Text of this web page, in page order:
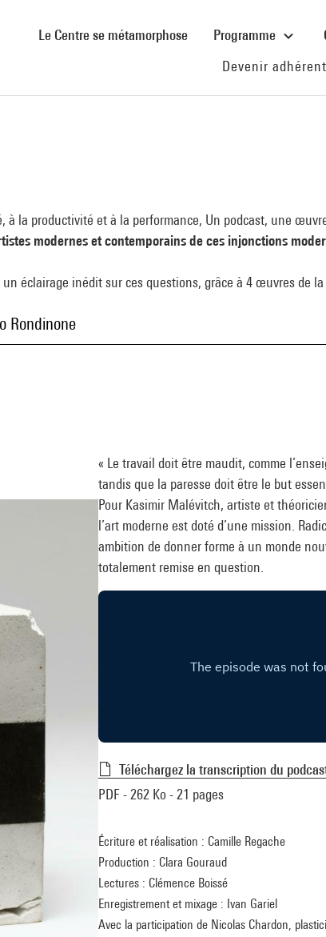
Le Centre se métamorphose(current)Programme
Devenir
la productivité et à la performance, Un podcast, une
modernes et contemporains de ces injonctions
éclairage inédit sur ces questions, grâce à 4 œuvres de
Rondinone
« Le travail doit être maudit, comme
tandis que la paresse doit être le but
Pour Kasimir Malévitch, artiste et
l’art moderne est doté d’une mission.
ambition de donner forme à un monde
totalement remise en question.
Téléchargez la transcription du
PDF - 262 Ko - 21 pages
Écriture et réalisation : Camille Regache
Production : Clara Gouraud
Lectures : Clémence Boissé
Enregistrement et mixage : Ivan Gariel
Avec la participation de Nicolas Chardon,